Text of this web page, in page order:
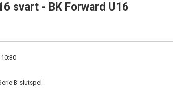
svart - BK Forward U16
B-slutspel